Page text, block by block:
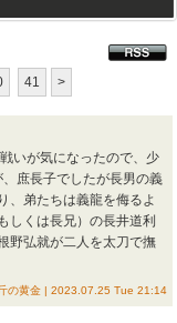
41 >
いが気になったので、少
庶長子でしたが長男の義
、弟たちは義龍を侮るよ
しくは長兄）の長井道利
野弘就が二人を太刀で撫
の黄金 | 2023.07.25 Tue 21:14